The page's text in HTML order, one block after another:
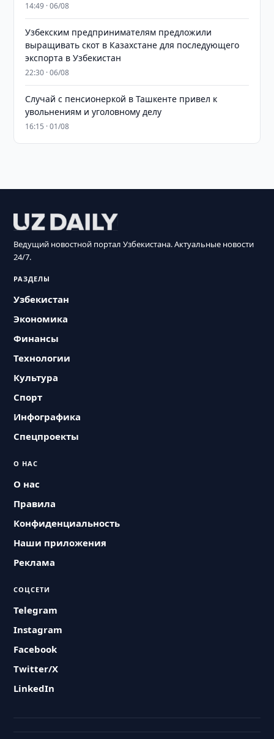
14:49 · 06/08
Узбекским предпринимателям предложили
выращивать скот в Казахстане для последующего
экспорта в Узбекистан
22:30 · 06/08
Случай с пенсионеркой в Ташкенте привел к
увольнениям и уголовному делу
16:15 · 01/08
Ведущий новостной портал Узбекистана. Актуальные новости
24/7.
РАЗДЕЛЫ
Узбекистан
Экономика
Финансы
Технологии
Культура
Спорт
Инфографика
Спецпроекты
О НАС
О нас
Правила
Конфиденциальность
Наши приложения
Реклама
СОЦСЕТИ
Telegram
Instagram
Facebook
Twitter/X
LinkedIn